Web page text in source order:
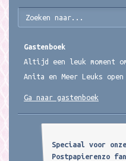
Gastenboek
Altijd een leuk moment
Anita en Meer Leuks open
Ga naar gastenboek
Speciaal voor onze
Postpapierenzo